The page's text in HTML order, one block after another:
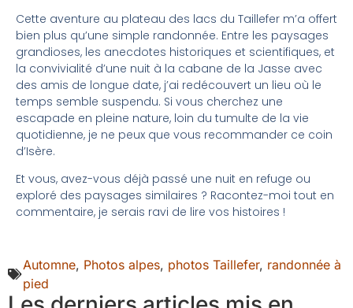
Cette aventure au plateau des lacs du Taillefer m’a offert
bien plus qu’une simple randonnée. Entre les paysages
grandioses, les anecdotes historiques et scientifiques, et
la convivialité d’une nuit à la cabane de la Jasse avec
des amis de longue date, j’ai redécouvert un lieu où le
temps semble suspendu. Si vous cherchez une
escapade en pleine nature, loin du tumulte de la vie
quotidienne, je ne peux que vous recommander ce coin
d’Isère.
Et vous, avez-vous déjà passé une nuit en refuge ou
exploré des paysages similaires ? Racontez-moi tout en
commentaire, je serais ravi de lire vos histoires !
Automne, Photos alpes, photos Taillefer, randonnée à
pied